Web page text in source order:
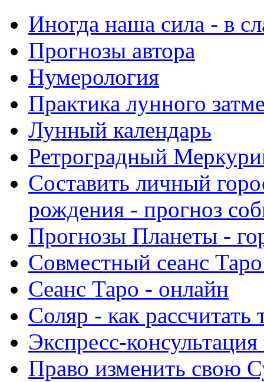
Иногда наша сила - в
Прогнозы автора
Нумерология
Практика лунного
Лунный календарь
Ретроградный
Составить личный
рождения - прогноз
Прогнозы Планеты -
Совместный сеанс
Сеанс Таро - онлайн
Соляр - как
Экспресс-
Право изменить свою